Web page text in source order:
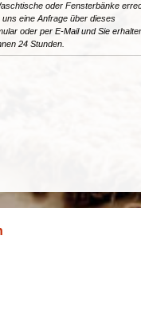
oder Fensterbänke
uns eine Anfrage über dieses
oder per E-Mail und Sie
24 Stunden.